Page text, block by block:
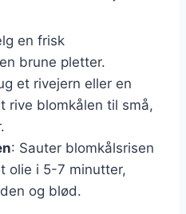
en frisk
brune pletter.
et rivejern eller en
rive blomkålen til små,
: Sauter blomkålsrisen
olie i 5-7 minutter,
og blød.